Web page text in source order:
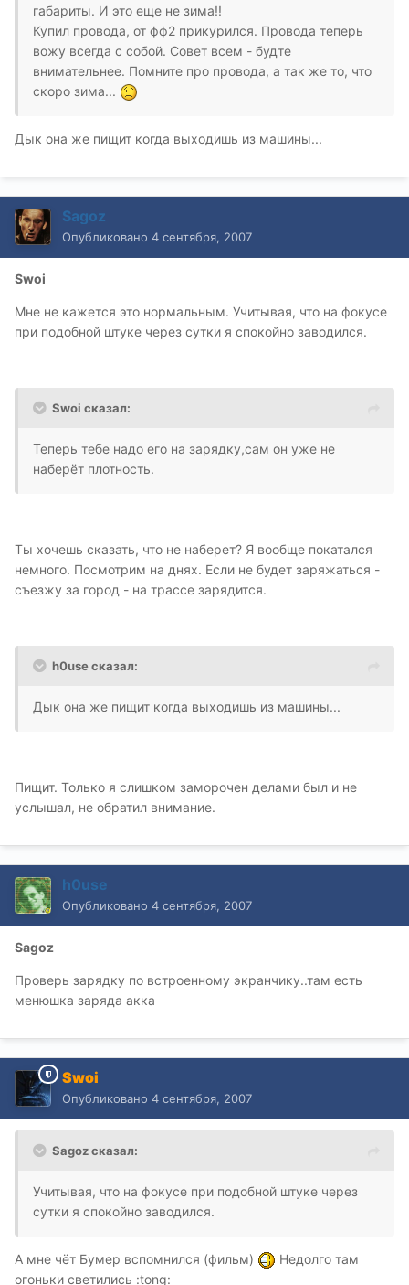
габариты. И это еще не зима!!
Купил провода, от фф2 прикурился. Провода теперь
вожу всегда с собой. Совет всем - будте
внимательнее. Помните про провода, а так же то, что
скоро зима...
Дык она же пищит когда выходишь из машины...
Sagoz
Опубликовано 4 сентября, 2007
Swoi
Мне не кажется это нормальным. Учитывая, что на фокусе
при подобной штуке через сутки я спокойно заводился.
Swoi сказал:
Теперь тебе надо его на зарядку,сам он уже не
наберёт плотность.
Ты хочешь сказать, что не наберет? Я вообще покатался
немного. Посмотрим на днях. Если не будет заряжаться -
съезжу за город - на трассе зарядится.
h0use сказал:
Дык она же пищит когда выходишь из машины...
Пищит. Только я слишком заморочен делами был и не
услышал, не обратил внимание.
h0use
Опубликовано 4 сентября, 2007
Sagoz
Проверь зарядку по встроенному экранчику..там есть
менюшка заряда акка
Swoi
Опубликовано 4 сентября, 2007
Sagoz сказал:
Учитывая, что на фокусе при подобной штуке через
сутки я спокойно заводился.
А мне чёт Бумер вспомнился (фильм)
Недолго там
огоньки светились :tong: